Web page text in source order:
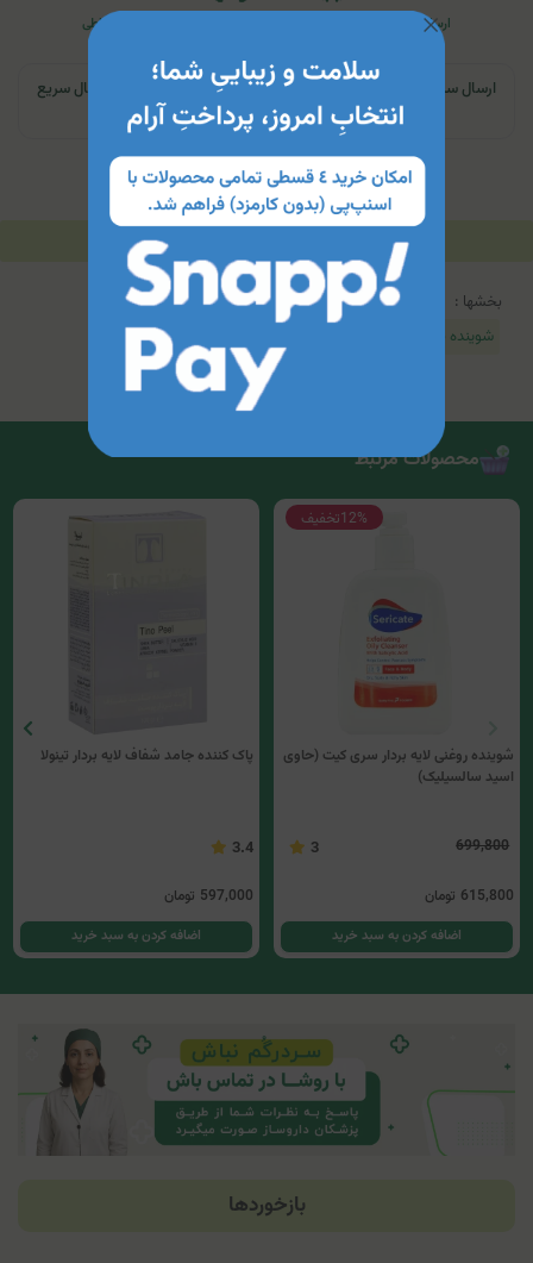
ارسال به تمام کشور پرداخت اقساطی
ارسال سریع | تهران و کرج: تحویل تا ۲۴ ساعت | سایر نقاط ایران: ارسال سریع
به پست
توضیحات جدول محتویات
بخشها :
شوینده بدن
محصولات مرتبط
12%تخفیف
شوینده روغنی لایه بردار سری کیت (حاوی
اسید سالسیلیک)
699,800
3
615,800 تومان
اضافه کردن به سبد خرید
پاک کننده جامد شفاف لایه بردار تینولا
3.4
597,000 تومان
اضافه کردن به سبد خرید
بازخوردها